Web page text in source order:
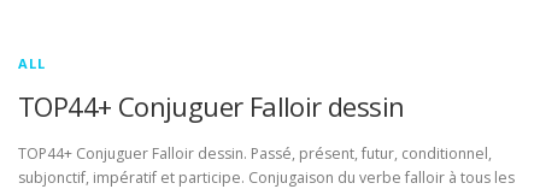
ALL
TOP44+ Conjuguer Falloir dessin
TOP44+ Conjuguer Falloir dessin. Passé, présent, futur, conditionnel,
subjonctif, impératif et participe. Conjugaison du verbe falloir à tous les